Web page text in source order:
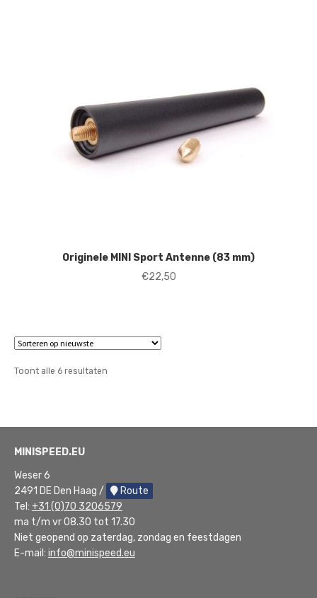
Originele MINI Sport Antenne (83 mm)
€22,50
Toont alle 6 resultatenGesorteerd
MINISPEED.EU
Weser 6
2491 DE Den Haag /
Route
Tel: +31 (0)70 3206579
ma t/m vr 08.30 tot 17.30
Niet geopend op zaterdag, zondag en feestdagen
E-mail: info@minispeed.eu